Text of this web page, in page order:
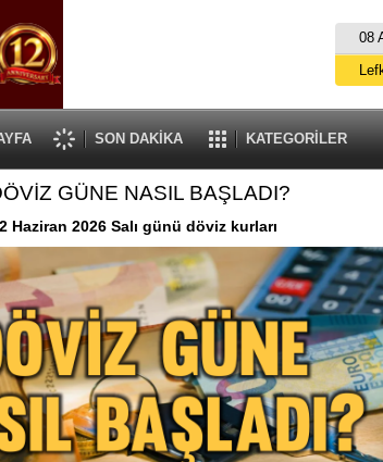
08
SON DAKİKA KATEGORİLER
GÜNE NASIL BAŞLADI?
Haziran 2026 Salı günü döviz kurları